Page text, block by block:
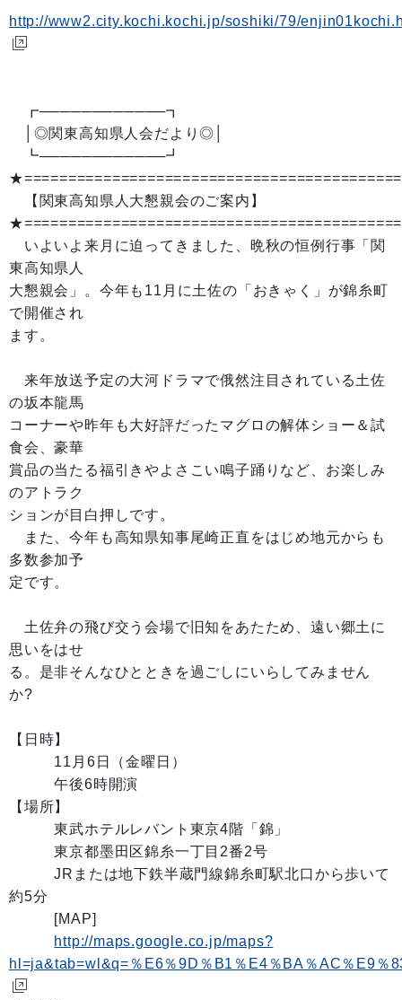
http://www2.city.kochi.kochi.jp/soshiki/79/
┏────────────┓
│◎関東高知県人会だより◎│
┗────────────┛
【関東高知県人大懇親会のご案内】
いよいよ来月に迫ってきました、晩秋の恒例行事「関
東高知県人
大懇親会」。今年も11月に土佐の「おきゃく」が錦糸町
で開催され
ます。
来年放送予定の大河ドラマで俄然注目されている土佐
の坂本龍馬
コーナーや昨年も大好評だったマグロの解体ショー＆試
食会、豪華
賞品の当たる福引きやよさこい鳴子踊りなど、お楽しみ
のアトラク
ションが目白押しです。
また、今年も高知県知事尾崎正直をはじめ地元からも
多数参加予
定です。
土佐弁の飛び交う会場で旧知をあたため、遠い郷土に
思いをはせ
る。是非そんなひとときを過ごしにいらしてみません
か?
【日時】
11月6日（金曜日）
午後6時開演
【場所】
東武ホテルレバント東京4階「錦」
東京都墨田区錦糸一丁目2番2号
JRまたは地下鉄半蔵門線錦糸町駅北口から歩いて
約5分
[MAP]
http://maps.google.co.jp/maps?
hl=ja&tab=wl&q=％E6％9D％B1％E4％BA％AC％E9％